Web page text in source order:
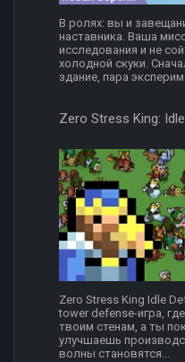
В ролях: вы и
наставника. Ваша
исследования и не
холодной скуки.
здание, пара
Zero Stress King:
Zero Stress King Idle
tower defense-игра,
твоим стенам, а ты
улучшаешь
волны становятся...